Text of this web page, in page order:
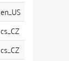
en_US
cs_CZ
cs_CZ